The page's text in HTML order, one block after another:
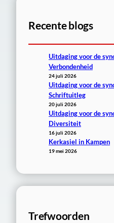
n
Recente blogs
Uitdaging voor de
Verbondenheid
24 juli 2026
Uitdaging voor de
Schriftuitleg
20 juli 2026
Uitdaging voor de
Diversiteit
16 juli 2026
Kerkasiel in Kampen
19 mei 2026
Trefwoorden